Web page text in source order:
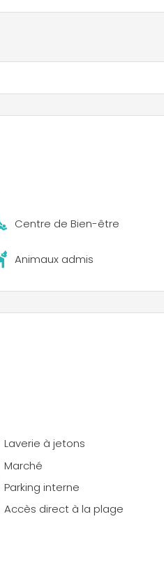
Centre de Bien-être
Animaux admis
Laverie à jetons
Marché
Parking interne
Accès direct à la plage